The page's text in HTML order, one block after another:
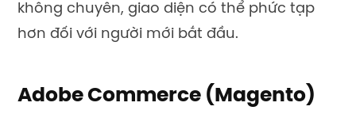
không chuyên, giao diện có thể phức tạp
hơn đối với người mới bắt đầu.
Adobe Commerce (Magento)